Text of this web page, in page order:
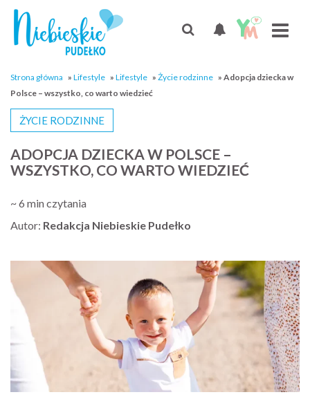
Strona główna » Lifestyle » Lifestyle » Życie rodzinne » Adopcja dziecka w
Polsce – wszystko, co warto wiedzieć
ADOPCJA DZIECKA W POLSCE –
WSZYSTKO, CO WARTO WIEDZIEĆ
ŻYCIE RODZINNE
~ 6 min czytania
Autor: Redakcja Niebieskie Pudełko